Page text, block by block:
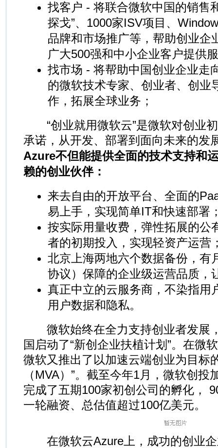
找客户 - 将联合微软中国的销售
探戈”、1000家ISV项目、
品牌和市场推广等，帮助创业企
广大500强和中小企业客户提供
找市场 - 将帮助中国创业企业走
的微软技术专家、创业者、创业
作，拓展全球业务；
“创业就用微软云”是微软对创业
承诺，从开发、部署到面向未来的发
Azure不但能提供全面的技术支持和
赖的创业伙伴：
来去自由的开放平台、全面的
易上手，实现简单IT和快速部署
按实际用量收费，弹性拓展的公
者的初期投入，实现轻资产运营
北京上海两地六个数据备份，有
协议）保障的企业级运营品质，
真正中立的云服务商，不染指用
用户数据和隐私。
微软始终在全力支持创业者发展
国启动了“新创企业扶植计划”。在微
微软又推出了以加速云端创业为目标
（MVA）”。截至今年1月，微软创
完成了五期100家初创公司的孵化，
一轮融资、总估值超过100亿美元。
在微软云Azure上，成功的创业企